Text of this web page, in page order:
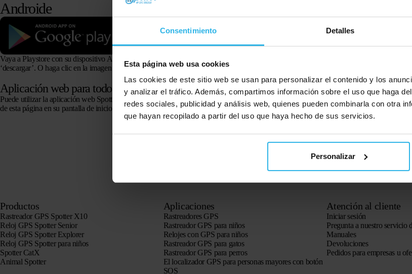
Consentimiento Detalles
Esta página web usa cookies
Las cookies de este sitio web se usan para personalizar el contenido y los
y analizar el tráfico. Además, compartimos información sobre el uso que haga
redes sociales, publicidad y análisis web, quienes pueden combinarla con otra
que hayan recopilado a partir del uso que haya hecho de sus servicios.
Personalizar
Androide
Vaya a Playstore con su dispositivo Android y busque ‘Spotter GPS’ a través de la función de búsqueda. Aparece la aplicación Spotter,
‘descargar’. O haga clic en la imagen a continuación para descargar la aplicación directamente a su dispositivo Android.
Aplicación web para todos los dispositivos
Puede utilizar la aplicación web Spotter en cualquier dispositivo. Vas a https://my.spottergps.com
e inicias sesión con tus datos.
de esta página en su pantalla de inicio para que pueda usar la aplicación fácilmente.
Productos
Rastreador GPS Spotter X10
Reloj GPS Spotter Senior
Reloj GPS Spotter Explorer
Reloj GPS Spotter para niños
Spotter CatX
Animal Spotter
Aplicaciones
Rastreadores GPS
Rastreador GPS para niños
Relojes con GPS para niños
Rastreador GPS para gatos
Rastreador GPS para perros
El localizador GPS para personas mayores con botón
SOS
Atención al cliente
Iniciar sesión
Pregunta a nuestro servicio
Manuales
Devoluciones
Pedidos para empresas u